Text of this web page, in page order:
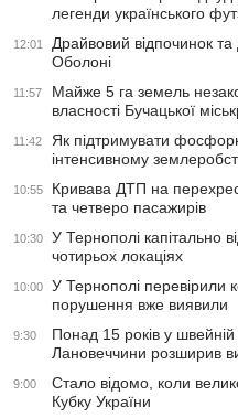
легенди українського
12:01
Драйвовий відпочинок
Оболоні
11:57
Майже 5 га земель
власності Бучацької
11:42
Як підтримувати
інтенсивному
10:55
Кривава ДТП на
та четверо пасажирів
10:30
У Тернополі капітально
чотирьох локаціях
10:00
У Тернополі перевірили
порушення вже виявили
9:30
Понад 15 років у швейній
Лановеччини розширив
9:00
Стало відомо, коли
Кубку України